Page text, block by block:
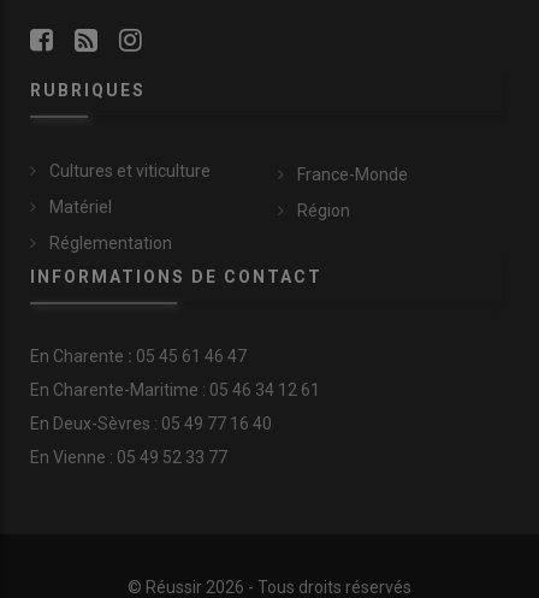
RUBRIQUES
Cultures et viticulture
Matériel
Réglementation
France-Monde
Région
INFORMATIONS DE CONTACT
En Charente : 05 45 61 46 47
En Charente-Maritime : 05 46 34 12 61
En Deux-Sèvres : 05 49 77 16 40
En Vienne : 05 49 52 33 77
© Réussir 2026 - Tous droits réservés